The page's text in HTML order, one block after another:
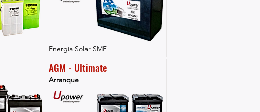
Energía Solar SMF
AGM - Ultimate
Arranque